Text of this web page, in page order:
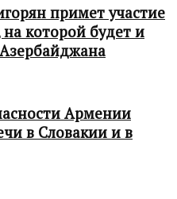
примет участие
которой будет и
Армении
в Словакии и в